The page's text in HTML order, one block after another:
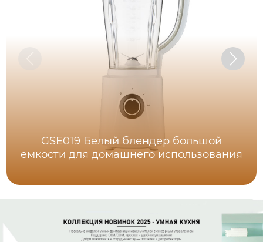
GSE019 Белый блендер большой
емкости для домашнего использования